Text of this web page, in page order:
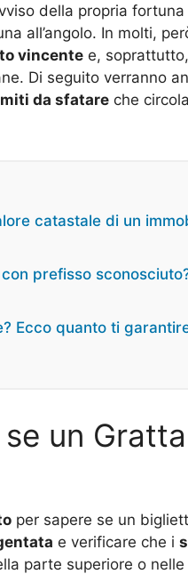
della propria fortuna
all’angolo. In molti,
vincente e,
Di seguito verranno
miti da sfatare che
catastale di un
prefisso
Ecco quanto ti
un
per sapere se un
e verificare che i
parte superiore o